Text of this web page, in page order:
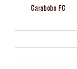
Carabobo FC